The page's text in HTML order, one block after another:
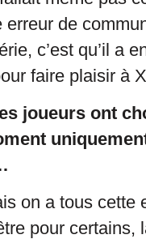
erreur de
c’est qu’il a
faire plaisir à
joueurs ont
on a tous cette
pour certains,